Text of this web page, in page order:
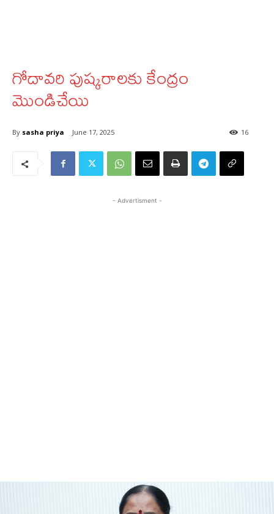
గోదావరి పుష్కరాలకు కేంద్రం
మొండిచేయి
By sasha priya June 17, 2025 16
- Advertisment -